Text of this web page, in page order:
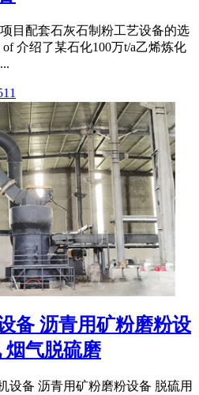
目配套石灰石制粉工艺设备的选
of 介绍了某石化100万t/a乙烯炼化
备 沥青用矿粉磨粉设
烟气脱硫磨
设备 沥青用矿粉磨粉设备 脱硫用